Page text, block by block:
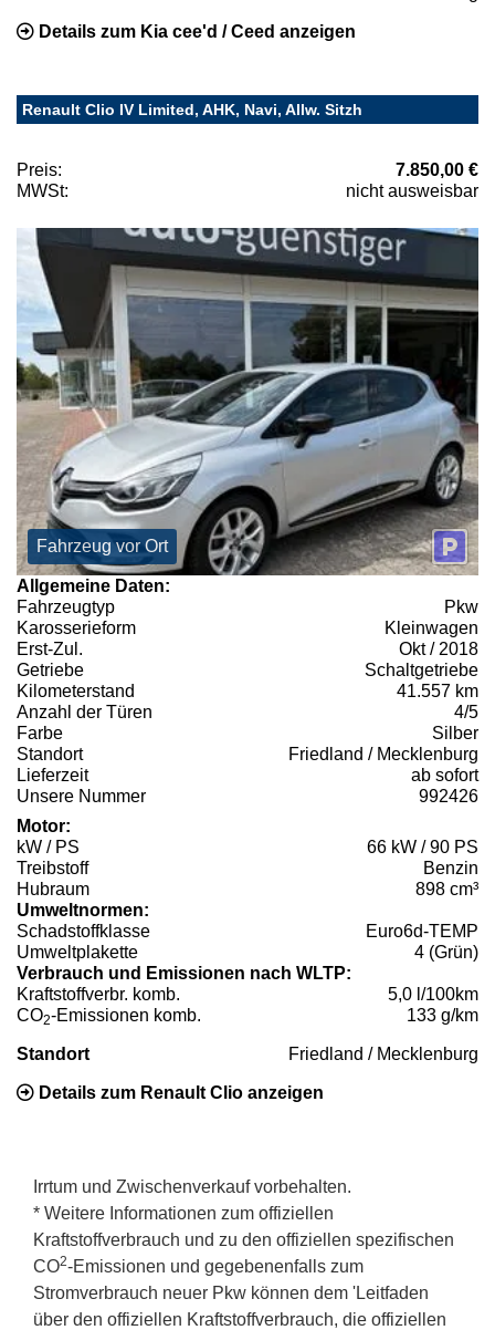
Details zum Kia cee'd / Ceed anzeigen
Renault Clio IV Limited, AHK, Navi, Allw. Sitzh
Preis:
7.850,00 €
MWSt:
nicht ausweisbar
Fahrzeug vor Ort
Allgemeine Daten:
Fahrzeugtyp
Pkw
Karosserieform
Kleinwagen
Erst-Zul.
Okt / 2018
Getriebe
Schaltgetriebe
Kilometerstand
41.557 km
Anzahl der Türen
4/5
Farbe
Silber
Standort
Friedland / Mecklenburg
Lieferzeit
ab sofort
Unsere Nummer
992426
Motor:
kW / PS
66 kW / 90 PS
Treibstoff
Benzin
Hubraum
898 cm³
Umweltnormen:
Schadstoffklasse
Euro6d-TEMP
Umweltplakette
4 (Grün)
Verbrauch und Emissionen nach WLTP:
Kraftstoffverbr. komb.
5,0 l/100km
CO2-Emissionen komb. 133 g/km
Standort Friedland / Mecklenburg
Details zum Renault Clio anzeigen
Irrtum und Zwischenverkauf vorbehalten.
* Weitere Informationen zum offiziellen
Kraftstoffverbrauch und zu den offiziellen spezifischen
CO2-Emissionen und gegebenenfalls zum
Stromverbrauch neuer Pkw können dem 'Leitfaden
über den offiziellen Kraftstoffverbrauch, die offiziellen